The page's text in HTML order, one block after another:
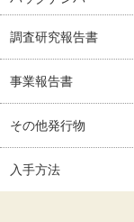
調査研究報告書
事業報告書
その他発行物
入手方法